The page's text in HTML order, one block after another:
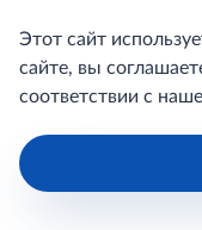
Этот сайт
сайте, вы
соответствии с